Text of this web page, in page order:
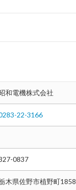
和電機株式会社
22-3166
0837
木県佐野市植野町1858